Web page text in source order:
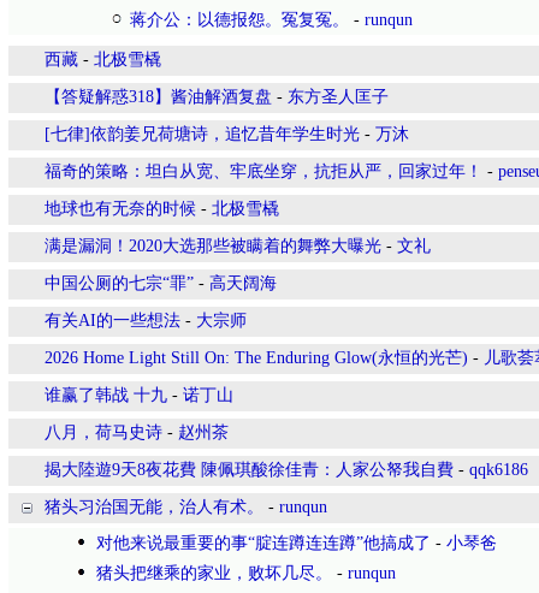
蒋介公：以德报怨。冤复冤。
- runqun
西藏 - 北极雪橇
【答疑解惑318】酱油解酒复盘 - 东方圣人匡子
[七律]依韵姜兄荷塘诗，追忆昔年学生时光 - 万沐
福奇的策略：坦白从宽、牢底坐穿，抗拒从严，回家过年！ -
地球也有无奈的时候 - 北极雪橇
满是漏洞！2020大选那些被瞒着的舞弊大曝光 - 文礼
中国公厕的七宗“罪” - 高天阔海
有关AI的一些想法 - 大宗师
2026 Home Light Still On: The Enduring Glow(永恒的光芒) - 儿歌荟
谁赢了韩战 十九 - 诺丁山
八月，荷马史诗 - 赵州茶
揭大陸遊9天8夜花費 陳佩琪酸徐佳青：人家公帑我自費 - qqk6186
猪头习治国无能，治人有术。 - runqun
对他来说最重要的事“腚连蹲连连蹲”他搞成了 - 小琴爸
猪头把继乘的家业，败坏几尽。
- runqun